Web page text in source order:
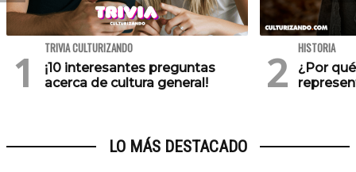
TRIVIA CULTURIZANDO
¡10 interesantes preguntas
acerca de cultura general!
HISTORIA
¿Por
LO MÁS DESTACADO